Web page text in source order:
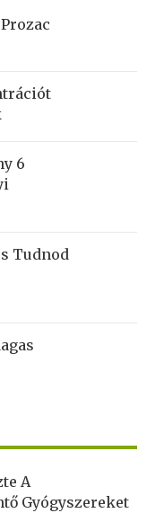
6
Tudnod
A
Gyógyszereket